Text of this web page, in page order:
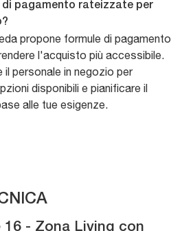
pagamento rateizzate per
propone formule di pagamento
l'acquisto più accessibile.
il personale in negozio per
disponibili e pianificare il
alle tue esigenze.
16 - Zona Living con